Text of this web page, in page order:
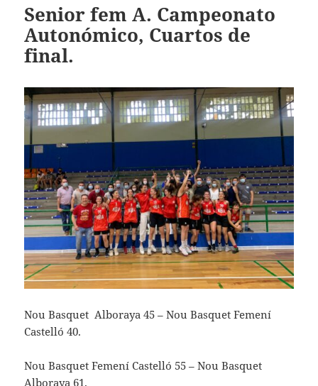
Senior fem A. Campeonato
Autonómico, Cuartos de
final.
Nou Basquet Alboraya 45 – Nou Basquet Femení
Castelló 40.
Nou Basquet Femení Castelló 55 – Nou Basquet
Alboraya 61.